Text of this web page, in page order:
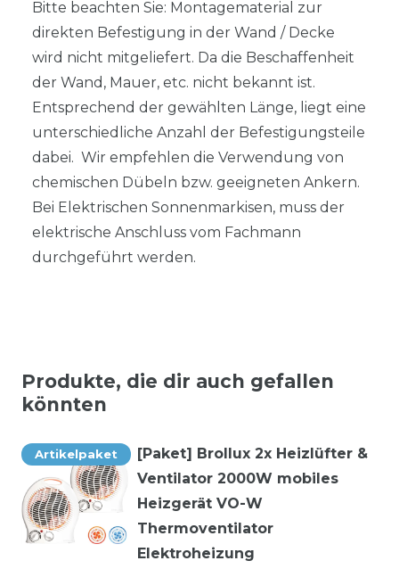
Bitte beachten Sie: Montagematerial zur
direkten Befestigung in der Wand / Decke
wird nicht mitgeliefert. Da die Beschaffenheit
der Wand, Mauer, etc. nicht bekannt ist.
Entsprechend der gewählten Länge, liegt eine
unterschiedliche Anzahl der Befestigungsteile
dabei. Wir empfehlen die Verwendung von
chemischen Dübeln bzw. geeigneten Ankern.
Bei Elektrischen Sonnenmarkisen, muss der
elektrische Anschluss vom Fachmann
durchgeführt werden.
Produkte, die dir auch gefallen
könnten
Artikelpaket
[Paket] Brollux 2x Heizlüfter &
Ventilator 2000W mobiles
Heizgerät VO-W
Thermoventilator
Elektroheizung